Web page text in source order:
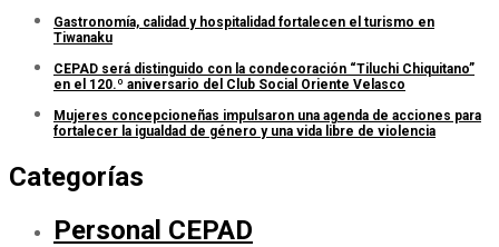
Gastronomía, calidad y hospitalidad fortalecen el turismo en
Tiwanaku
CEPAD será distinguido con la condecoración “Tiluchi Chiquitano”
en el 120.º aniversario del Club Social Oriente Velasco
Mujeres concepcioneñas impulsaron una agenda de acciones para
fortalecer la igualdad de género y una vida libre de violencia
Categorías
Personal CEPAD